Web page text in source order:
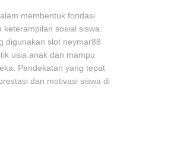
membentuk fondasi
sosial siswa.
digunakan slot neymar88
usia anak dan mampu
Pendekatan yang tepat
dan motivasi siswa di